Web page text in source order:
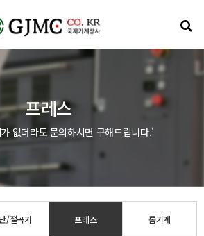
프레스
없더라도 문의하시면 구해드립니다.'
/절곡기 프레스 톱기계